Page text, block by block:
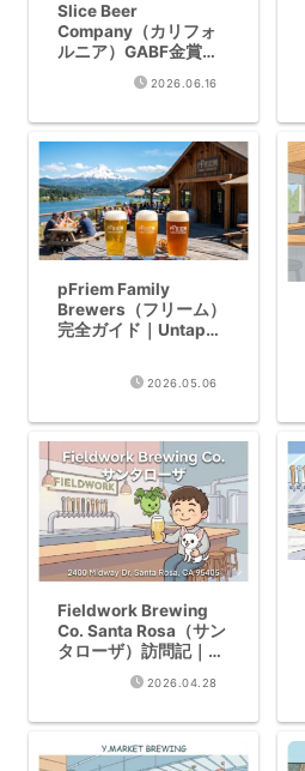
Slice Beer
Company（カリフォ
ルニア）GABF金賞
Hazy IPAの名醸造所ガ
2026.06.16
pFriem Family
Brewers（フリーム）
完全ガイド｜Untappd
賞×2のオレゴン名門
が日本で飲める2026.05.06
Fieldwork Brewing
Co. Santa Rosa（サン
タローザ）訪問記｜
WBC2026金賞Hazy
2026.04.28